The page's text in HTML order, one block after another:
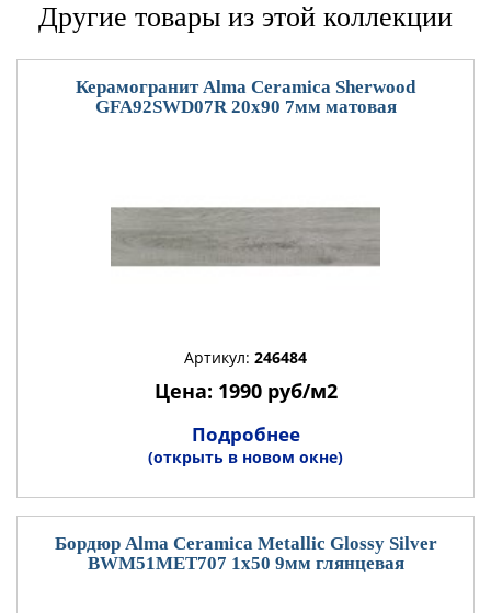
Другие товары из этой коллекции
Керамогранит Alma Ceramica Sherwood
GFA92SWD07R 20x90 7мм матовая
Артикул: 246484
Цена: 1990 руб/м2
Подробнее
(открыть в новом окне)
Бордюр Alma Ceramica Metallic Glossy Silver
BWM51MET707 1x50 9мм глянцевая